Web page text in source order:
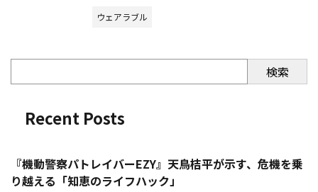
ウェアラブル
検索
Recent Posts
『機動警察パトレイバーEZY』天鳥桔平が示す、危機を乗
り越える「知恵のライフハック」